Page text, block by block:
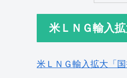
米ＬＮＧ輸入
米ＬＮＧ輸入拡大「